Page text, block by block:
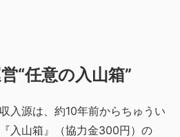
“任意の入山箱”
入源は、約10年前からちゅうい
入山箱』（協力金300円）の